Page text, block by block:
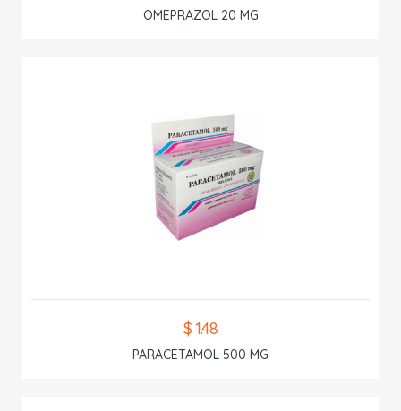
OMEPRAZOL 20 MG
$ 1.48
PARACETAMOL 500 MG